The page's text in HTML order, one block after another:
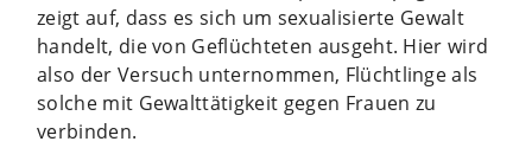
zeigt auf, dass es sich um sexualisierte Gewalt
handelt, die von Geflüchteten ausgeht. Hier wird
also der Versuch unternommen, Flüchtlinge als
solche mit Gewalttätigkeit gegen Frauen zu
verbinden.